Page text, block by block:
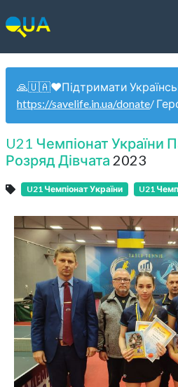
🙏🇺🇦❤️Підтримати
https://savelife.in.ua/donate/
U21 Чемпіонат України
Розряд Дівчата 2023
U21 Чемпіонат України U21